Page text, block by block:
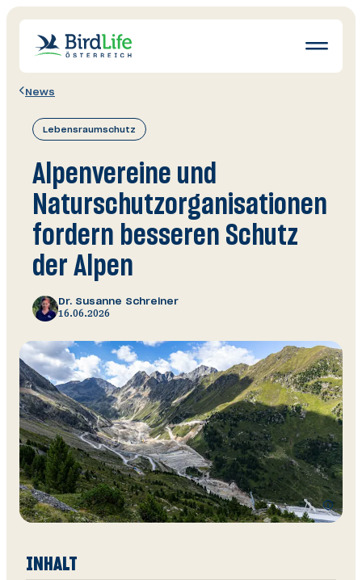
Schutz
Erleben
News
Ratgeber
News
Lebensraumschutz
Alpenvereine und
Naturschutzorganisationen
fordern besseren Schutz
der Alpen
Dr. Susanne Schreiner
16.06.2026
INHALT